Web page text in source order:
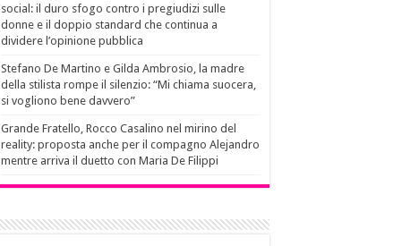
social: il duro sfogo contro i pregiudizi sulle
donne e il doppio standard che continua a
dividere l’opinione pubblica
Stefano De Martino e Gilda Ambrosio, la madre
della stilista rompe il silenzio: “Mi chiama suocera,
si vogliono bene davvero”
Grande Fratello, Rocco Casalino nel mirino del
reality: proposta anche per il compagno Alejandro
mentre arriva il duetto con Maria De Filippi